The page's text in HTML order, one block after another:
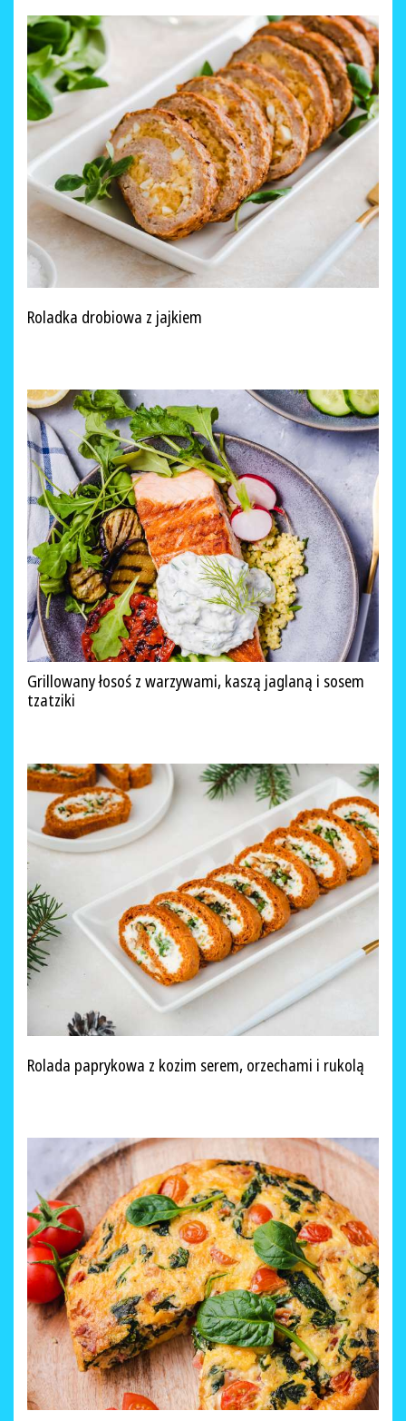
Roladka drobiowa z jajkiem
Grillowany łosoś z warzywami, kaszą jaglaną i sosem
tzatziki
Rolada paprykowa z kozim serem, orzechami i rukolą